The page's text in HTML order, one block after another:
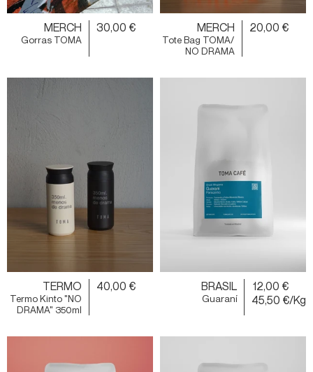
MERCH
Gorras TOMA
30,00 € MERCH
Tote Bag TOMA/
NO DRAMA
20,00 €
TERMO
Termo Kinto "NO
DRAMA" 350ml
40,00 € BRASIL
Guaraní
12,00 €
45,50 €/Kg